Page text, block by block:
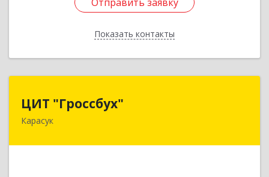
Показать контакты
Назад
ЦИТ "Гроссбух"
Карасук
632861, Новосибирская обл, Карасукский р-н,